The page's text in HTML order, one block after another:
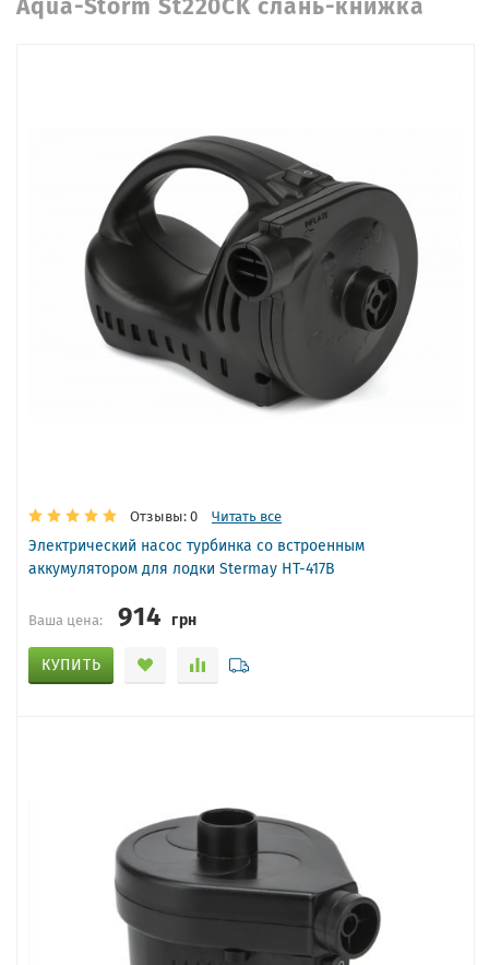
Отзывы: 0 Читать все
Электрический насос турбинка со встроенным
аккумулятором для лодки Stermay HT-417B
Ваша цена: 914 грн
КУПИТЬ